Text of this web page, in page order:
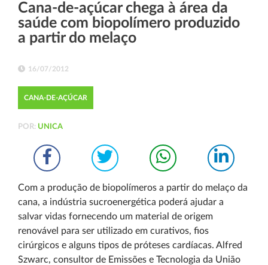
Cana-de-açúcar chega à área da
saúde com biopolímero produzido
a partir do melaço
16/07/2012
CANA-DE-AÇÚCAR
POR: UNICA
Com a produção de biopolímeros a partir do melaço da
cana, a indústria sucroenergética poderá ajudar a
salvar vidas fornecendo um material de origem
renovável para ser utilizado em curativos, fios
cirúrgicos e alguns tipos de próteses cardíacas. Alfred
Szwarc, consultor de Emissões e Tecnologia da União